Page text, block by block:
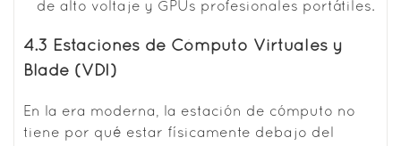
de alto voltaje y GPUs profesionales portátiles.
4.3 Estaciones de Cómputo Virtuales y
Blade (VDI)
En la era moderna, la estación de cómputo no
tiene por qué estar físicamente debajo del